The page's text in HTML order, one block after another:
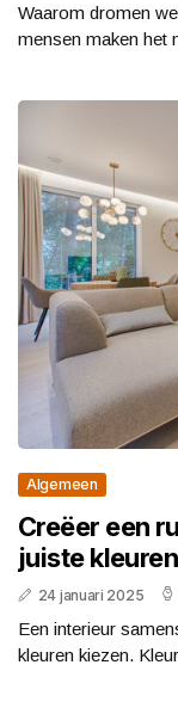
Waarom dromen
mensen maken het
Algemeen
Creëer een
juiste kleuren
24 januari 2025
Een interieur
kleuren kiezen.